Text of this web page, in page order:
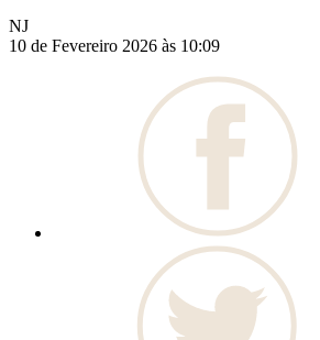
NJ
10 de Fevereiro 2026 às 10:09